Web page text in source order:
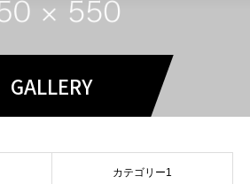
GALLERY
カテゴリー1